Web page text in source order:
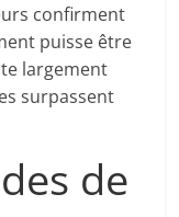
confirment
puisse être
largement
surpassent
de